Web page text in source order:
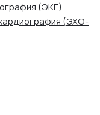
(ЭКГ),
(ЭХО-